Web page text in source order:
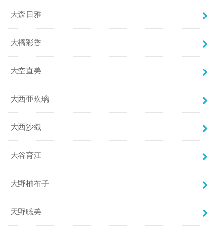
大森日雅
大橋彩香
大空直美
大西亜玖璃
大西沙織
大谷育江
大野柚布子
天野聡美